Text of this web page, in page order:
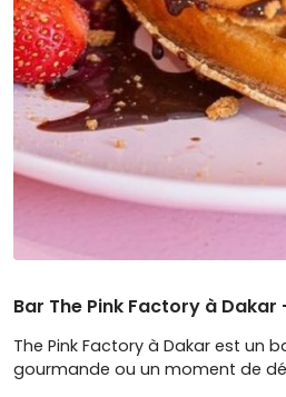
Bar The Pink Factory à
The Pink Factory à Dakar est un
gourmande ou un moment de